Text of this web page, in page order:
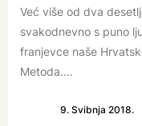
Već više od dva
svakodnevno s puno
franjevce naše
Metoda....
9. Svibnja 2018.